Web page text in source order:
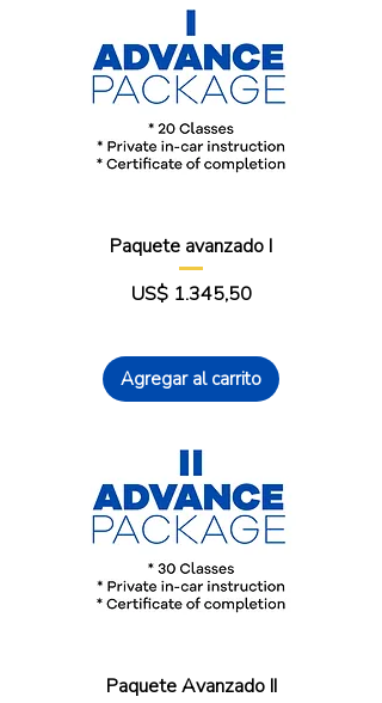
Paquete avanzado I
Precio
US$ 1.345,50
Agregar al carrito
Paquete Avanzado II